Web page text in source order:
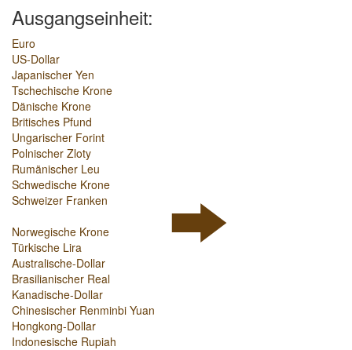
Ausgangseinheit:
Euro
US-Dollar
Japanischer Yen
Tschechische Krone
Dänische Krone
Britisches Pfund
Ungarischer Forint
Polnischer Zloty
Rumänischer Leu
Schwedische Krone
Schweizer Franken
Norwegische Krone
Türkische Lira
Australische-Dollar
Brasilianischer Real
Kanadische-Dollar
Chinesischer Renminbi Yuan
Hongkong-Dollar
Indonesische Rupiah